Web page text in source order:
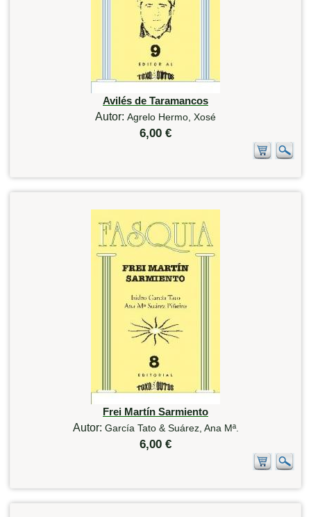
Avilés de Taramancos
Autor: Agrelo Hermo, Xosé
6,00 €
Frei Martín Sarmiento
Autor: García Tato & Suárez, Ana Mª.
6,00 €